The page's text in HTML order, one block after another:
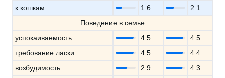
к кошкам
1.6
2.1
Поведение в семье
успокаиваемость
4.5
4.5
требование ласки
4.5
4.4
возбудимость
2.9
4.3